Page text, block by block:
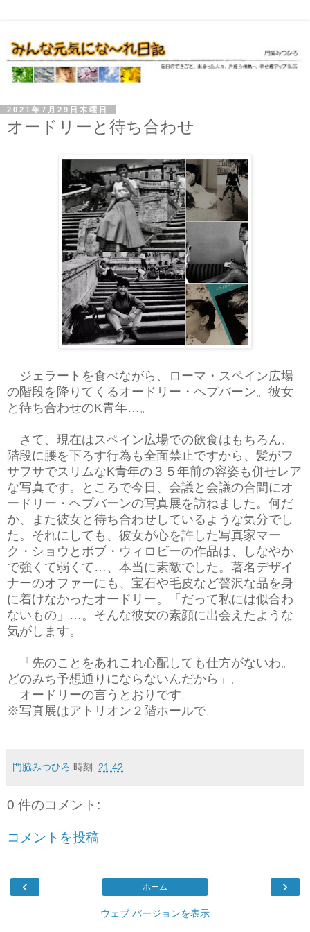
2021年7月29日木曜日
オードリーと待ち合わせ
ジェラートを食べながら、ローマ・スペイン広場
の階段を降りてくるオードリー・ヘプバーン。彼女
と待ち合わせのK青年…。
さて、現在はスペイン広場での飲食はもちろん、
階段に腰を下ろす行為も全面禁止ですから、髪がフ
サフサでスリムなK青年の３５年前の容姿も併せレア
な写真です。ところで今日、会議と会議の合間にオ
ードリー・ヘプバーンの写真展を訪ねました。何だ
か、また彼女と待ち合わせしているような気分でし
た。それにしても、彼女が心を許した写真家マー
ク・ショウとボブ・ウィロビーの作品は、しなやか
で強くて弱くて…、本当に素敵でした。著名デザイ
ナーのオファーにも、宝石や毛皮など贅沢な品を身
に着けなかったオードリー。「だって私には似合わ
ないもの」…。そんな彼女の素顔に出会えたような
気がします。
「先のことをあれこれ心配しても仕方がないわ。
どのみち予想通りにならないんだから」。
オードリーの言うとおりです。
※写真展はアトリオン２階ホールで。
門脇みつひろ 時刻: 21:42
0 件のコメント:
コメントを投稿
‹ ›
ホーム
ウェブ バージョンを表示